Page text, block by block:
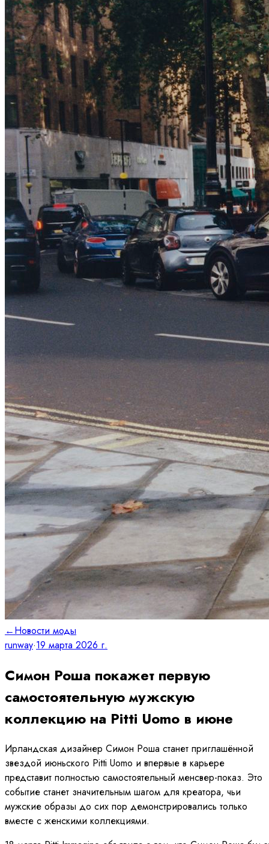
←Новости моды
runway·19 марта 2026 г.
Симон Роша покажет первую
самостоятельную мужскую
коллекцию на Pitti Uomo в июне
Ирландская дизайнер Симон Роша станет приглашённой
звездой июньского Pitti Uomo и впервые в карьере
представит полностью самостоятельный менсвер-показ. Это
событие станет значительным шагом для креатора, чьи
мужские образы до сих пор демонстрировались только
вместе с женскими коллекциями.